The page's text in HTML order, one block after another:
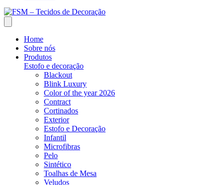
Home
Sobre nós
Produtos
Estofo e decoração
Blackout
Blink Luxury
Color of the year 2026
Contract
Cortinados
Exterior
Estofo e Decoração
Infantil
Microfibras
Pelo
Sintético
Toalhas de Mesa
Veludos